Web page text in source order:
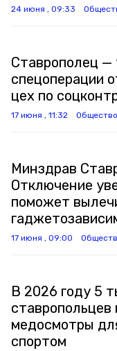
24 июня , 09:33
Ставрополец —
спецоперации
цех по
17 июня , 11:32 Общество
Минздрав
Отключение
поможет
17 июня , 09:00
В 2026 году 5
ставропольцев
медосмотры
спортом